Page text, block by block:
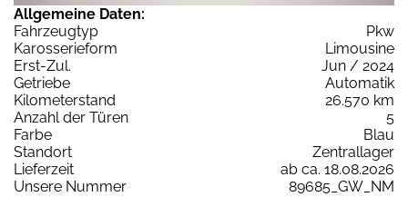
Allgemeine Daten:
Fahrzeugtyp
Pkw
Karosserieform
Limousine
Erst-Zul.
Jun / 2024
Getriebe
Automatik
Kilometerstand
26.570 km
Anzahl der Türen
5
Farbe
Blau
Standort
Zentrallager
Lieferzeit
ab ca. 18.08.2026
Unsere Nummer
89685_GW_NM